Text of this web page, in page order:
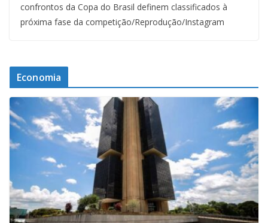
confrontos da Copa do Brasil definem classificados à
próxima fase da competição/Reprodução/Instagram
Economia